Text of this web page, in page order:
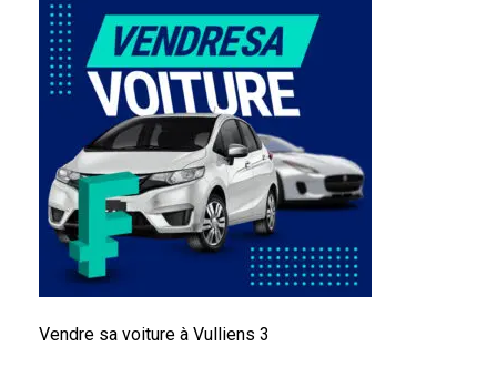
Vendre sa voiture à Vulliens 3